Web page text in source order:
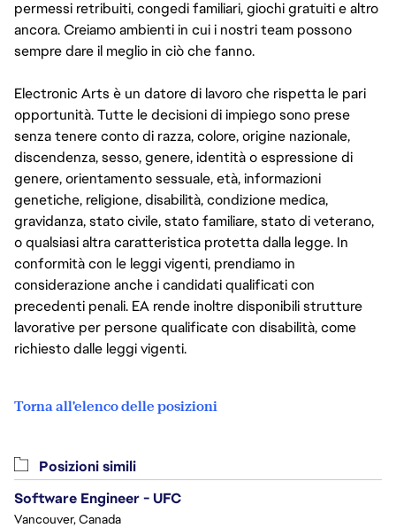
permessi retribuiti, congedi familiari, giochi gratuiti e altro
ancora. Creiamo ambienti in cui i nostri team possono
sempre dare il meglio in ciò che fanno.
Electronic Arts è un datore di lavoro che rispetta le pari
opportunità. Tutte le decisioni di impiego sono prese
senza tenere conto di razza, colore, origine nazionale,
discendenza, sesso, genere, identità o espressione di
genere, orientamento sessuale, età, informazioni
genetiche, religione, disabilità, condizione medica,
gravidanza, stato civile, stato familiare, stato di veterano,
o qualsiasi altra caratteristica protetta dalla legge. In
conformità con le leggi vigenti, prendiamo in
considerazione anche i candidati qualificati con
precedenti penali. EA rende inoltre disponibili strutture
lavorative per persone qualificate con disabilità, come
richiesto dalle leggi vigenti.
Torna all'elenco delle posizioni
Posizioni simili
Software Engineer - UFC
Vancouver, Canada